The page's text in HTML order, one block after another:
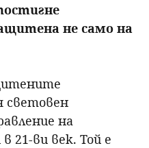
не само на
световен
на
21-ви век. Той е